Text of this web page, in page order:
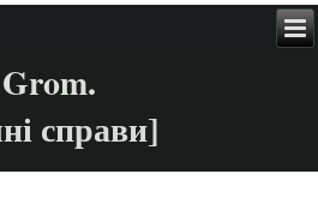
Grom.
справи]